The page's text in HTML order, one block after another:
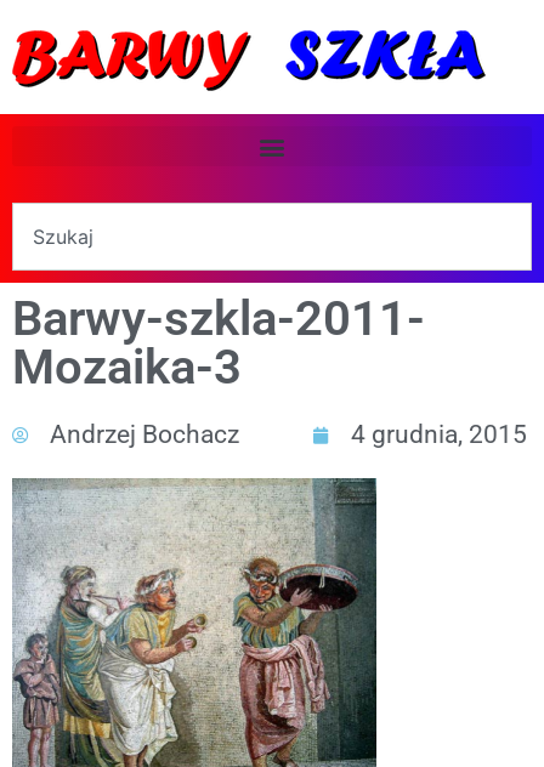
Barwy-szkla-2011-
Mozaika-3
Andrzej Bochacz 4 grudnia, 2015